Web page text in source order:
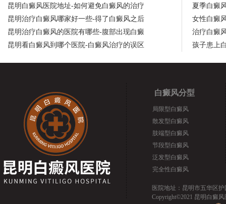
昆明白癜风医院地址-如何避免白癜风的治疗
昆明治疗白癜风哪家好一些-得了白癜风之后
昆明治疗白癜风的医院有哪些-腹部出现白癜
昆明看白癜风到哪个医院-白癜风治疗的误区
夏季白癜
女性白癜
治疗白癜
孩子患上
白癜风分型
局限型白癜风
散发型白癜风
肢端型白癜风
节段型白癜风
泛发型白癜风
完全性白癜风
医院地址：昆明市五华区护
Copyright©2021 昆明白癜风